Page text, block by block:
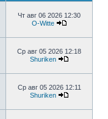
Чт авг 06 2026 12:30
O-Witte
Ср авг 05 2026 12:18
Shuriken
Ср авг 05 2026 12:11
Shuriken